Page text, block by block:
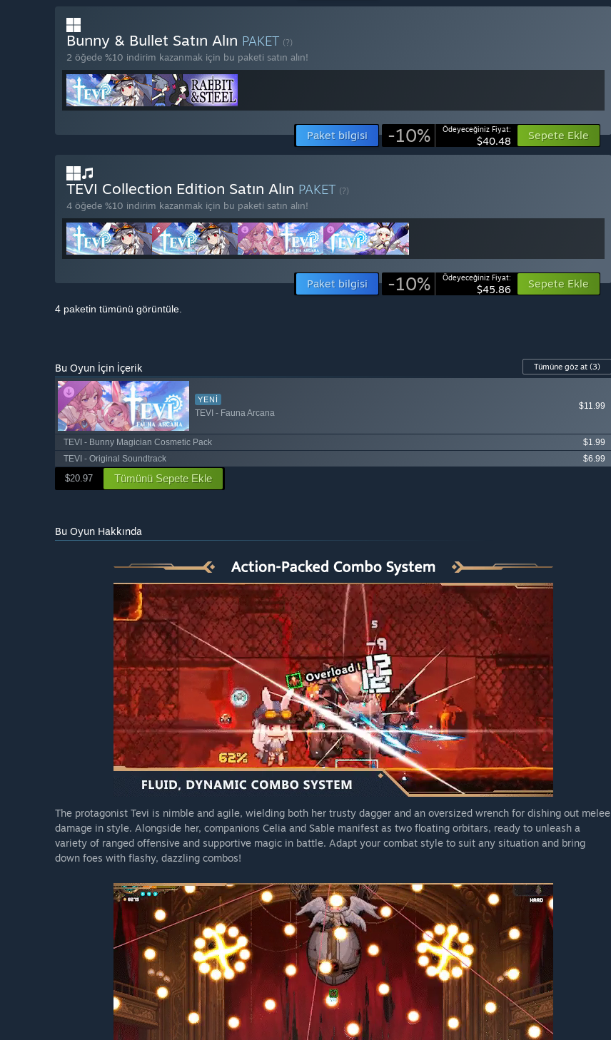
Bunny & Bullet Satın Alın PAKET (?)
2 öğede %10 indirim kazanmak için bu paketi satın alın!
Paket bilgisi -10% Ödeyeceğiniz Fiyat:
$40.48 Sepete Ekle
TEVI Collection Edition Satın Alın PAKET (?)
4 öğede %10 indirim kazanmak için bu paketi satın alın!
Paket bilgisi -10% Ödeyeceğiniz Fiyat:
$45.86 Sepete Ekle
4 paketin tümünü görüntüle.
Bu Oyun İçin İçerik Tümüne göz at (3)
YENI
TEVI - Fauna Arcana
$11.99
TEVI - Bunny Magician Cosmetic Pack
$1.99
TEVI - Original Soundtrack
$6.99
$20.97 Tümünü Sepete Ekle
Bu Oyun Hakkında
The protagonist Tevi is nimble and agile, wielding both her trusty dagger and an oversized wrench for dishing out melee
damage in style. Alongside her, companions Celia and Sable manifest as two floating orbitars, ready to unleash a
variety of ranged offensive and supportive magic in battle. Adapt your combat style to suit any situation and bring
down foes with flashy, dazzling combos!